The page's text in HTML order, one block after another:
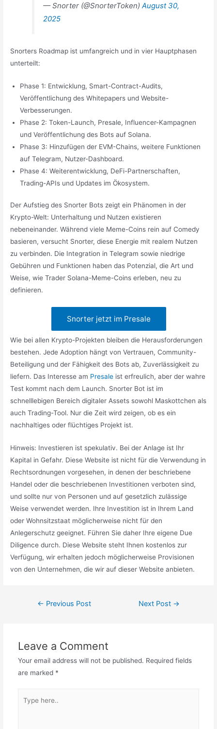
— Snorter (@SnorterToken)August 30,
2025
Snorters Roadmap ist umfangreich und in vier Hauptphasen
unterteilt:
Phase 1: Entwicklung, Smart-Contract-Audits,
Veröffentlichung des Whitepapers und Website-
Verbesserungen.
Phase 2: Token-Launch, Presale, Influencer-Kampagnen
und Veröffentlichung des Bots auf Solana.
Phase 3: Hinzufügen der EVM-Chains, weitere Funktionen
auf Telegram, Nutzer-Dashboard.
Phase 4: Weiterentwicklung, DeFi-Partnerschaften,
Trading-APIs und Updates im Ökosystem.
Der Aufstieg des Snorter Bots zeigt ein Phänomen in der
Krypto-Welt: Unterhaltung und Nutzen existieren
nebeneinander. Während viele Meme-Coins rein auf Comedy
basieren, versucht Snorter, diese Energie mit realem Nutzen
zu verbinden. Die Integration in Telegram sowie niedrige
Gebühren und Funktionen haben das Potenzial, die Art und
Weise, wie Trader Solana-Meme-Coins erleben, neu zu
definieren.
Snorter jetzt im Presale
Wie bei allen Krypto-Projekten bleiben die Herausforderungen
bestehen. Jede Adoption hängt von Vertrauen, Community-
Beteiligung und der Fähigkeit des Bots ab, Zuverlässigkeit zu
liefern. Das Interesse am Presale ist erfreulich, aber der wahre
Test kommt nach dem Launch. Snorter Bot ist im
schnelllebigen Bereich digitaler Assets sowohl Maskottchen als
auch Trading-Tool. Nur die Zeit wird zeigen, ob es ein
nachhaltiges oder flüchtiges Projekt ist.
Hinweis: Investieren ist spekulativ. Bei der Anlage ist Ihr
Kapital in Gefahr. Diese Website ist nicht für die Verwendung in
Rechtsordnungen vorgesehen, in denen der beschriebene
Handel oder die beschriebenen Investitionen verboten sind,
und sollte nur von Personen und auf gesetzlich zulässige
Weise verwendet werden. Ihre Investition ist in Ihrem Land
oder Wohnsitzstaat möglicherweise nicht für den
Anlegerschutz geeignet. Führen Sie daher Ihre eigene Due
Diligence durch. Diese Website steht Ihnen kostenlos zur
Verfügung, wir erhalten jedoch möglicherweise Provisionen
von den Unternehmen, die wir auf dieser Website anbieten.
Post← Previous Post Next Post →
Leave a Comment
Your email address will not be published. Required fields
are marked *
here..